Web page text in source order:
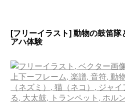
[フリーイラスト] 動物の鼓笛
アハ体験